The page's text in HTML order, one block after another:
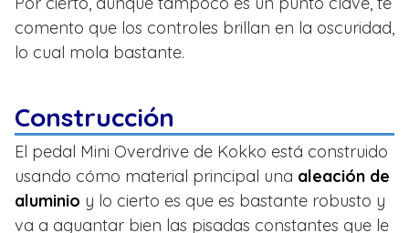
comento que los controles brillan en la oscuridad,
lo cual mola bastante.
Construcción
El pedal Mini Overdrive de Kokko está construido
usando cómo material principal una aleación de
aluminio y lo cierto es que es bastante robusto y
va a aguantar bien las pisadas constantes que le